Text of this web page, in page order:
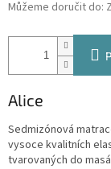
Můžeme doručit do:
Alice
Sedmizónová
vysoce kvalitních
tvarovaných do